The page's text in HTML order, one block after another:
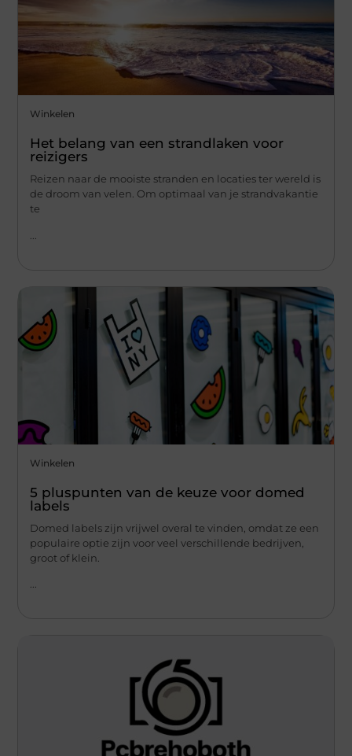
Winkelen
Het belang van een strandlaken voor
reizigers
Reizen naar de mooiste stranden en locaties ter wereld is
de droom van velen. Om optimaal van je strandvakantie
te
Winkelen
5 pluspunten van de keuze voor domed
labels
Domed labels zijn vrijwel overal te vinden, omdat ze een
populaire optie zijn voor veel verschillende bedrijven,
groot of klein.